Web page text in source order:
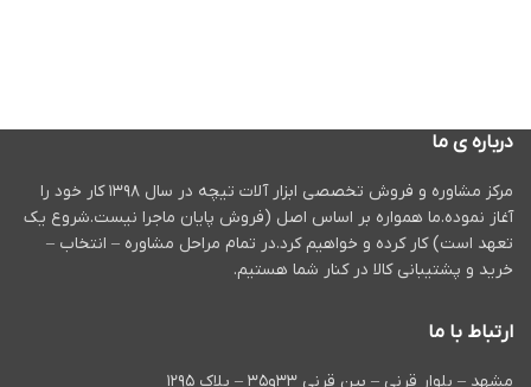
درباره ی ما
مرکز مشاوره و فروش تخصصی ابزار آلات تیچه در سال ۱۳۹۸ کار خود را
آغاز نموده.ما همواره بر اساس اصل (فروش پایان ماجرا نیست.شروع یک
تعهد است) کار کرده و خواهیم کرد.در تمام مراحل مشاوره – انتخاب –
خرید و پشتیبانی کالا در کنار شما هستیم.
ارتباط با ما
مشهد – بلوار قرنی – بین قرنی ۳۳و۳۵ – پلاک ۱۲۹۵